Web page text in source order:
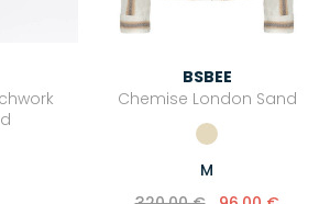
BSBEE
Chemise London Sand
M